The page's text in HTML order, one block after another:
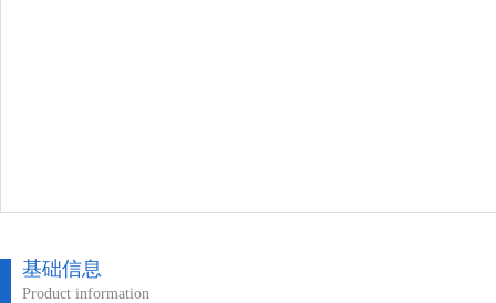
基础信息
Product information